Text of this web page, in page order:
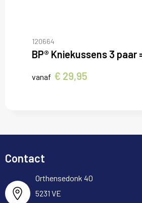
120664
BP® Kniekussens 3 paar
vanaf € 29,95
Contact
Orthensedonk 40
5231 VE